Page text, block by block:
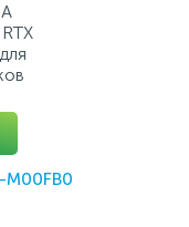
M00FB0